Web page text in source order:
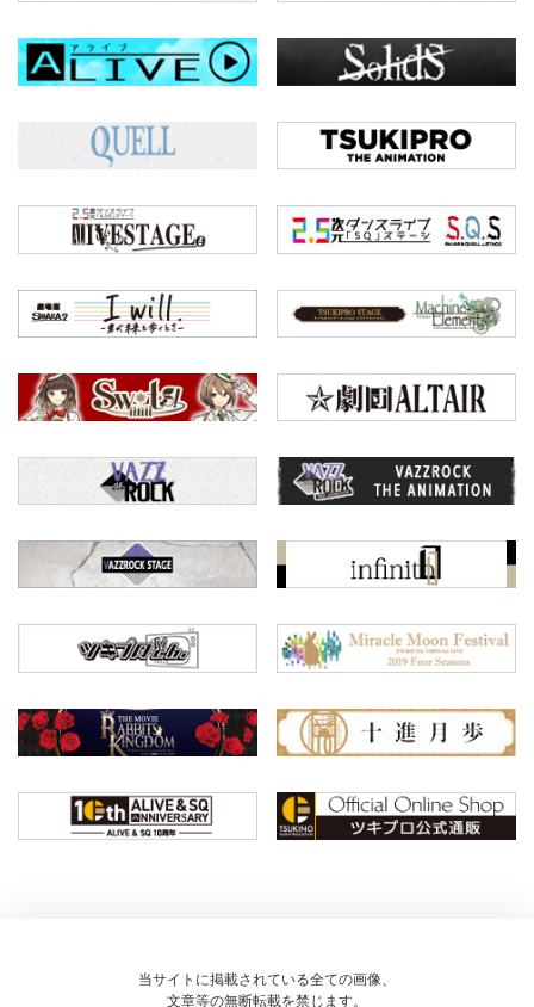
当サイトに掲載されている全ての画像、
文章等の無断転載を禁じます。